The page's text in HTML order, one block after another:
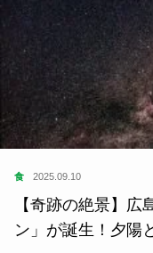
【奇跡の絶景】広
ン」が誕生！夕陽